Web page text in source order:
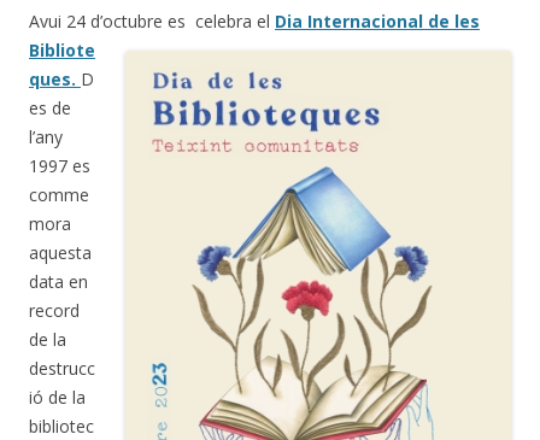
Avui 24 d’octubre es celebra el Dia Internacional de les
Bibliote
ques. D
es de
l’any
1997 es
comme
mora
aquesta
data en
record
de la
destrucc
ió de la
bibliotec